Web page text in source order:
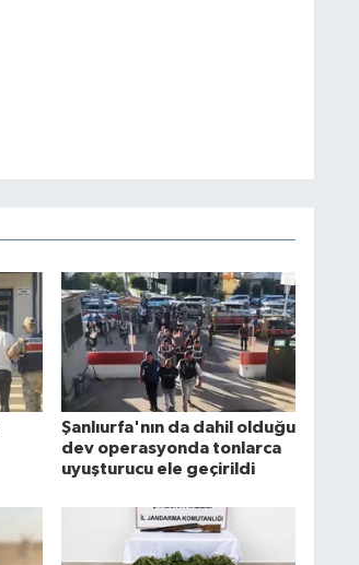
Şanlıurfa'nın da dahil olduğu
dev operasyonda tonlarca
uyuşturucu ele geçirildi